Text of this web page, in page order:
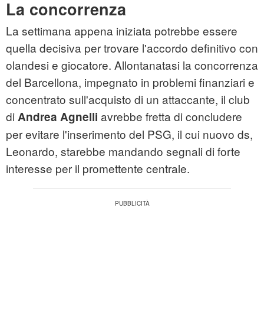
La concorrenza
La settimana appena iniziata potrebbe essere
quella decisiva per trovare l'accordo definitivo con
olandesi e giocatore. Allontanatasi la concorrenza
del Barcellona, impegnato in problemi finanziari e
concentrato sull'acquisto di un attaccante, il club
di Andrea Agnelli avrebbe fretta di concludere
per evitare l'inserimento del PSG, il cui nuovo ds,
Leonardo, starebbe mandando segnali di forte
interesse per il promettente centrale.